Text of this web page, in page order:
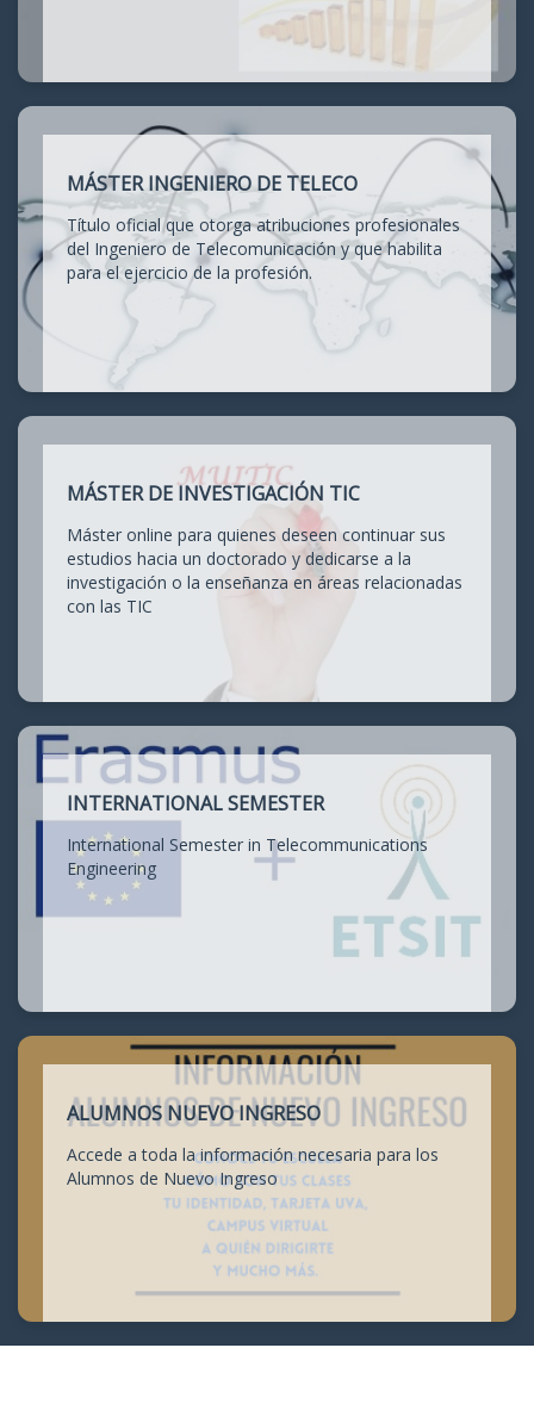
MÁSTER INGENIERO DE TELECO
Título oficial que otorga atribuciones profesionales
del Ingeniero de Telecomunicación y que habilita
para el ejercicio de la profesión.
MÁSTER DE INVESTIGACIÓN TIC
Máster online para quienes deseen continuar sus
estudios hacia un doctorado y dedicarse a la
investigación o la enseñanza en áreas relacionadas
con las TIC
INTERNATIONAL SEMESTER
International Semester in Telecommunications
Engineering
ALUMNOS NUEVO INGRESO
Accede a toda la información necesaria para los
Alumnos de Nuevo Ingreso